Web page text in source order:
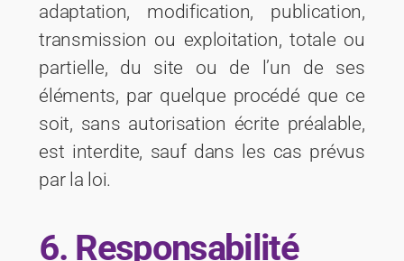
adaptation, modification, publication,
transmission ou exploitation, totale ou
partielle, du site ou de l’un de ses
éléments, par quelque procédé que ce
soit, sans autorisation écrite préalable,
est interdite, sauf dans les cas prévus
par la loi.
6. Responsabilité